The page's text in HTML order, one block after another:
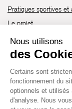
Pratiques sportives et
Le projet
Brochure de saison
Découvrir les espaces
Devenir partenaire
Établissement